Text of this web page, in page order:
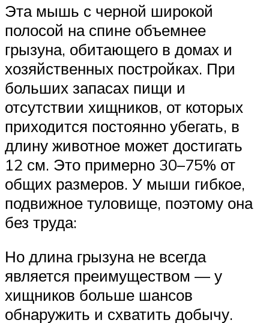
Эта мышь с черной широкой
полосой на спине объемнее
грызуна, обитающего в домах и
хозяйственных постройках. При
больших запасах пищи и
отсутствии хищников, от которых
приходится постоянно убегать, в
длину животное может достигать
12 см. Это примерно 30–75% от
общих размеров. У мыши гибкое,
подвижное туловище, поэтому она
без труда:
Но длина грызуна не всегда
является преимуществом — у
хищников больше шансов
обнаружить и схватить добычу.